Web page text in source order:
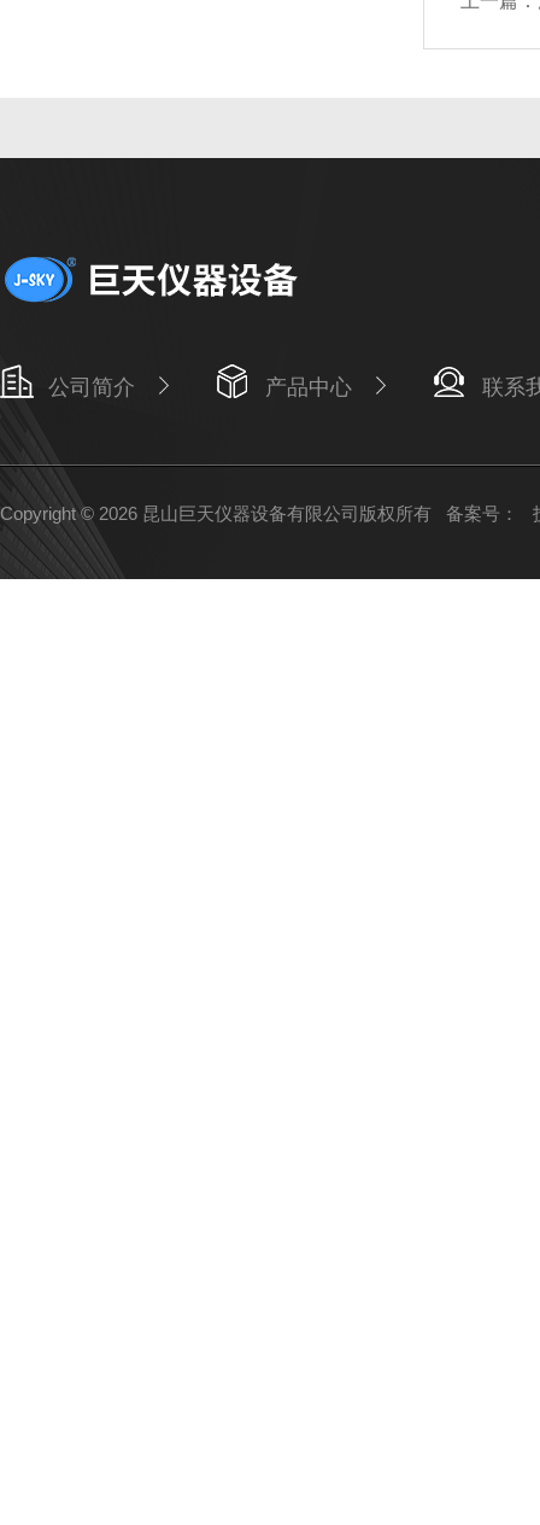
公司简介 产品中心 联系
Copyright © 2026 昆山巨天仪器设备有限公司版权所有 备案号：